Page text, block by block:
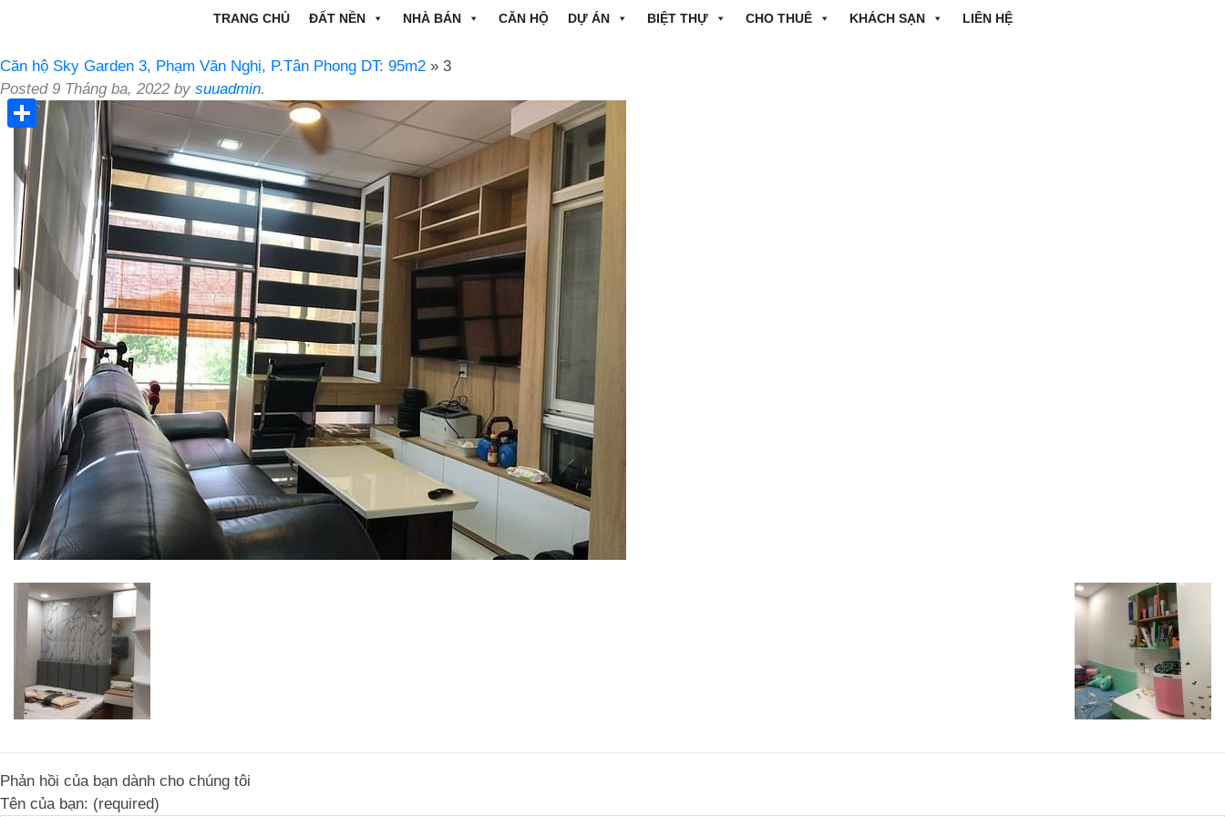
TRANG CHỦ ĐẤT NỀN NHÀ BÁN CĂN HỘ DỰ ÁN BIỆT THỰ CHO THUÊ KHÁCH SẠN LIÊN HỆ
Căn hộ Sky Garden 3, Phạm Văn Nghị, P.Tân Phong DT: 95m2 » 3
Posted 9 Tháng ba, 2022 by suuadmin.
Phản hồi của bạn dành cho chúng tôi
Tên của bạn: (required)
Share